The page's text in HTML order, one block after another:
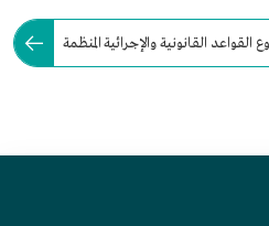
القانونية والإجرائية المنظمة